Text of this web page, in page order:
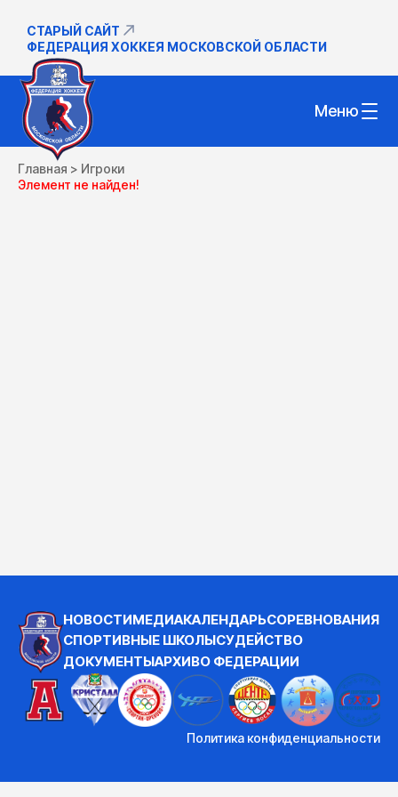
СТАРЫЙ САЙТ
ФЕДЕРАЦИЯ ХОККЕЯ МОСКОВСКОЙ ОБЛАСТИ
Меню
Главная > Игроки
Элемент не найден!
НОВОСТИМЕДИАКАЛЕНДАРЬСОРЕВНОВАНИЯ
СПОРТИВНЫЕ ШКОЛЫСУДЕЙСТВО
ДОКУМЕНТЫАРХИВО ФЕДЕРАЦИИ
Политика конфиденциальности